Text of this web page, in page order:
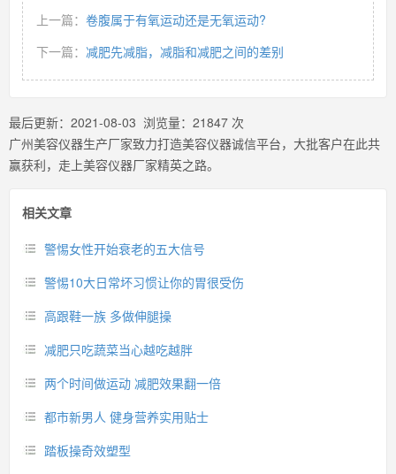
上一篇： 卷腹属于有氧运动还是无氧运动?
下一篇： 减肥先减脂，减脂和减肥之间的差别
最后更新： 2021-08-03 浏览量： 21847 次
广州美容仪器生产厂家致力打造美容仪器诚信平台，大批客户在此共
赢获利，走上美容仪器厂家精英之路。
相关文章
警惕女性开始衰老的五大信号
警惕10大日常坏习惯让你的胃很受伤
高跟鞋一族 多做伸腿操
减肥只吃蔬菜当心越吃越胖
两个时间做运动 减肥效果翻一倍
都市新男人 健身营养实用贴士
踏板操奇效塑型